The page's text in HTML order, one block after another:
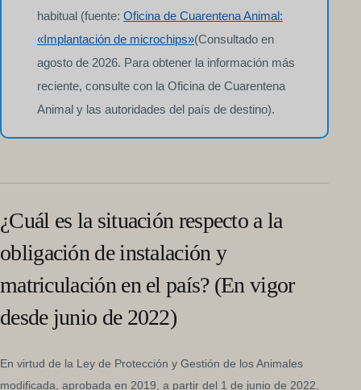
habitual (fuente: Oficina de Cuarentena Animal:
«Implantación de microchips»(Consultado en
agosto de 2026. Para obtener la información más
reciente, consulte con la Oficina de Cuarentena
Animal y las autoridades del país de destino).
¿Cuál es la situación respecto a la
obligación de instalación y
matriculación en el país? (En vigor
desde junio de 2022)
En virtud de la Ley de Protección y Gestión de los Animales
modificada, aprobada en 2019, a partir del 1 de junio de 2022,